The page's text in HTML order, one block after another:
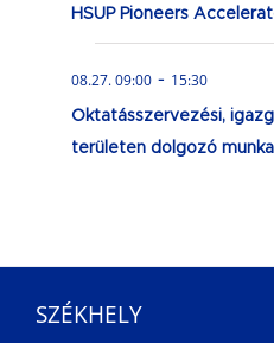
HSUP Pioneers
08.27. 09:00 - 15:30
Oktatásszervezési,
területen dolgozó
SZÉKHELY